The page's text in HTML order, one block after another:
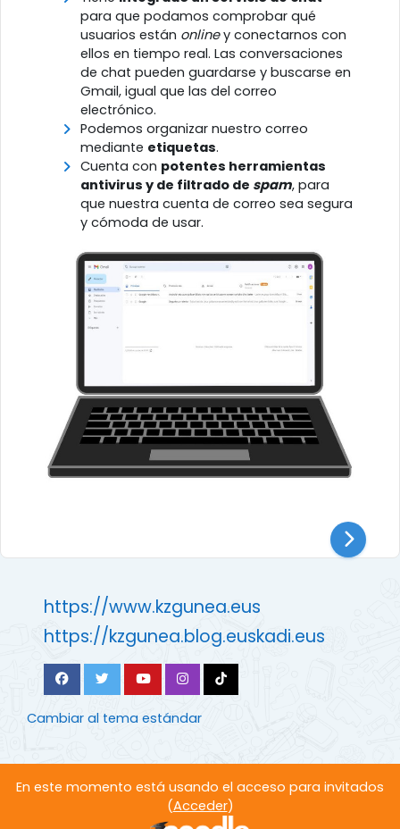
para que podamos comprobar qué
usuarios están onliney conectarnos con
ellos en tiempo real. Las conversaciones
de chat pueden guardarse y buscarse en
Gmail, igual que las del correo
electrónico.
Podemos organizar nuestro correo
mediante etiquetas.
Cuenta con potentes herramientas
antivirus y de filtrado de spam, para
que nuestra cuenta de correo sea segura
y cómoda de usar.
https://www.kzgunea.eus
https://kzgunea.blog.euskadi.eus
Cambiar al tema estándar
En este momento está usando el acceso para invitados
(Acceder)